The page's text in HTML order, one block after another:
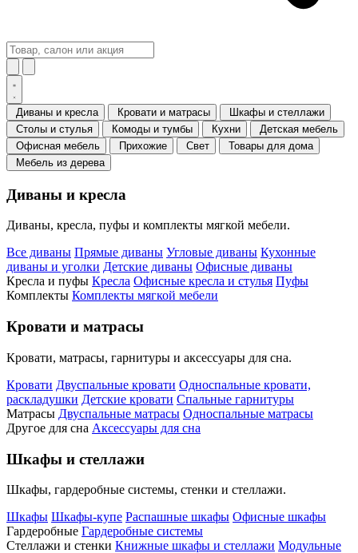
Диваны и кресла Кровати и матрасы
Шкафы и стеллажи
Столы и стулья
Комоды и тумбы Кухни
Детская мебель
Офисная мебель
Прихожие Свет
Товары для дома
Мебель из дерева
Диваны и кресла
Диваны, кресла, пуфы и комплекты мягкой мебели.
Все диваны Прямые диваны Угловые диваны Кухонные
диваны и уголки Детские диваны Офисные диваны
Кресла и пуфы Кресла Офисные кресла и стулья Пуфы
Комплекты Комплекты мягкой мебели
Кровати и матрасы
Кровати, матрасы, гарнитуры и аксессуары для сна.
Кровати Двуспальные кровати Односпальные кровати,
раскладушки Детские кровати Спальные гарнитуры
Матрасы Двуспальные матрасы Односпальные матрасы
Другое для сна Аксессуары для сна
Шкафы и стеллажи
Шкафы, гардеробные системы, стенки и стеллажи.
Шкафы Шкафы-купе Распашные шкафы Офисные шкафы
Гардеробные Гардеробные системы
Стеллажи и стенки Книжные шкафы и стеллажи Модульные